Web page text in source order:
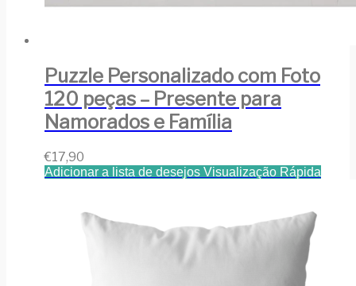
Puzzle Personalizado com Foto
120 peças – Presente para
Namorados e Família
€17,90
Adicionar a lista de desejos Visualização Rápida